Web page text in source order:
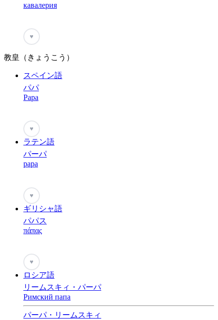
кавалерия
♥
教皇（きょうこう）
スペイン語
パパ
Papa
♥
ラテン語
パーパ
papa
♥
ギリシャ語
パパス
πάπας
♥
ロシア語
リームスキィ・パーパ
Римский папа
パーパ・リームスキィ